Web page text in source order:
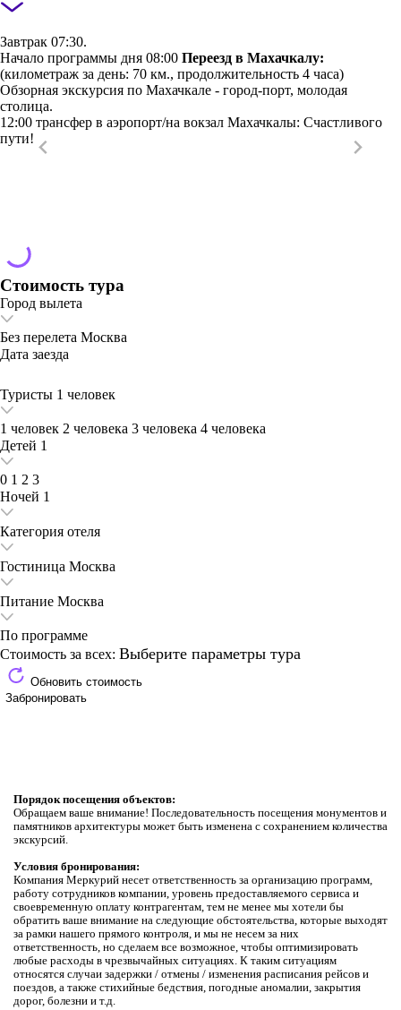
Завтрак 07:30.
Начало программы дня 08:00 Переезд в Махачкалу:
(километраж за день: 70 км., продолжительность 4 часа)
Обзорная экскурсия по Махачкале - город-порт, молодая
столица.
12:00 трансфер в аэропорт/на вокзал Махачкалы: Счастливого
пути!
Стоимость тура
Город вылета
Без перелета Москва
Дата заезда
Туристы 1 человек
1 человек 2 человека 3 человека 4 человека
Детей 1
0 1 2 3
Ночей 1
Категория отеля
Гостиница Москва
Питание Москва
По программе
Стоимость за всех: Выберите параметры тура
Обновить стоимость
Забронировать
Порядок посещения объектов:
Обращаем ваше внимание! Последовательность посещения монументов и
памятников архитектуры может быть измененa с сохранением количества
экскурсий.
Условия бронирования:
Компания Меркурий несет ответственность за организацию программ,
работу сотрудников компании, уровень предоставляемого сервиса и
своевременную оплату контрагентам, тем не менее мы хотели бы
обратить ваше внимание на следующие обстоятельства, которые выходят
за рамки нашего прямого контроля, и мы не несем за них
ответственность, но сделаем все возможное, чтобы оптимизировать
любые расходы в чрезвычайных ситуациях. К таким ситуациям
относятся случаи задержки / отмены / изменения расписания рейсов и
поездов, а также стихийные бедствия, погодные аномалии, закрытия
дорог, болезни и т.д.